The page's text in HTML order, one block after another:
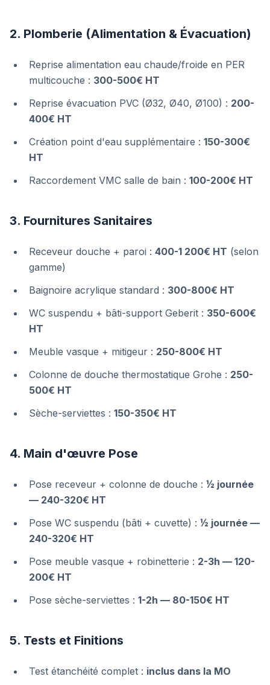
2. Plomberie (Alimentation & Évacuation)
Reprise alimentation eau chaude/froide en PER
multicouche : 300-500€ HT
Reprise évacuation PVC (Ø32, Ø40, Ø100) : 200-
400€ HT
Création point d'eau supplémentaire : 150-300€
HT
Raccordement VMC salle de bain : 100-200€ HT
3. Fournitures Sanitaires
Receveur douche + paroi : 400-1 200€ HT (selon
gamme)
Baignoire acrylique standard : 300-800€ HT
WC suspendu + bâti-support Geberit : 350-600€
HT
Meuble vasque + mitigeur : 250-800€ HT
Colonne de douche thermostatique Grohe : 250-
500€ HT
Sèche-serviettes : 150-350€ HT
4. Main d'œuvre Pose
Pose receveur + colonne de douche : ½ journée
— 240-320€ HT
Pose WC suspendu (bâti + cuvette) : ½ journée —
240-320€ HT
Pose meuble vasque + robinetterie : 2-3h — 120-
200€ HT
Pose sèche-serviettes : 1-2h — 80-150€ HT
5. Tests et Finitions
Test étanchéité complet : inclus dans la MO